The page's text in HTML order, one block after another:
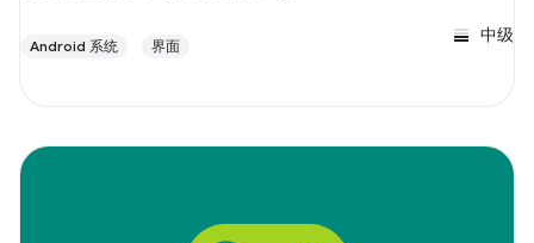
Android 系统 界面
中级